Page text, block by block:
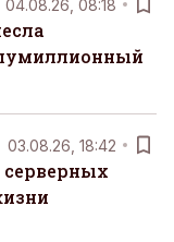
04.08.26, 08:18
03.08.26, 18:42